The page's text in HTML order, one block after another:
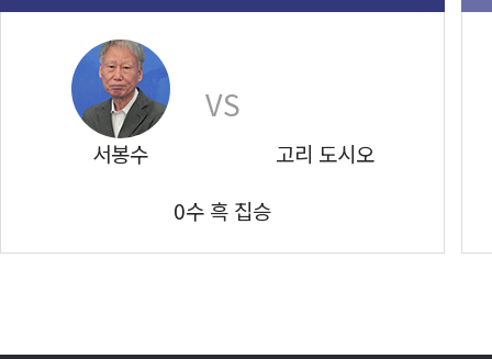
서봉수
VS
고리 도시오
0수 흑 집승